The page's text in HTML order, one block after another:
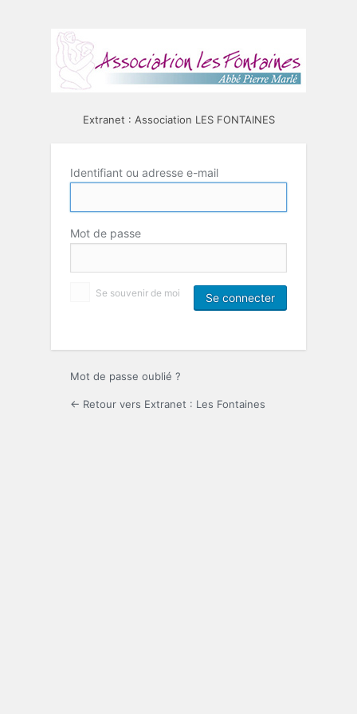
Extranet : Association LES FONTAINES
Identifiant ou adresse e-mail
Mot de passe
Se souvenir de moi
Mot de passe oublié ?
← Retour vers Extranet : Les Fontaines